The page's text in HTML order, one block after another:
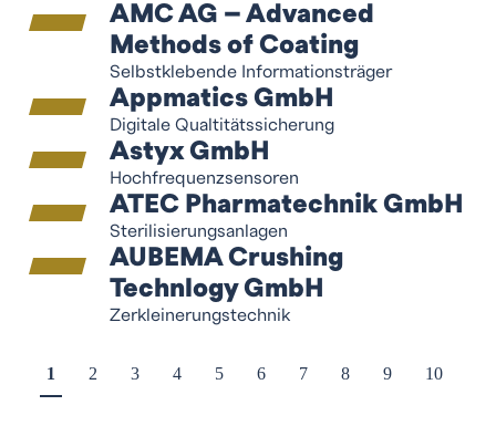
AMC AG – Advanced
Methods of Coating
Selbstklebende Informationsträger
Appmatics GmbH
Digitale Qualtitätssicherung
Astyx GmbH
Hochfrequenzsensoren
ATEC Pharmatechnik GmbH
Sterilisierungsanlagen
AUBEMA Crushing
Technlogy GmbH
Zerkleinerungstechnik
1 2 3 4 5 6 7 8 9 10